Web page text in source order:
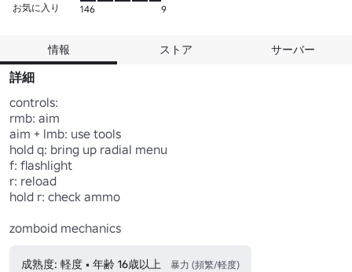
お気に入り 146 9
情報 ストア サーバー
詳細
controls:
rmb: aim
aim + lmb: use tools
hold q: bring up radial menu
f: flashlight
r: reload
hold r: check ammo
zomboid mechanics
成熟度: 軽度 • 年齢 16歳以上 暴力 (頻繁/軽度)